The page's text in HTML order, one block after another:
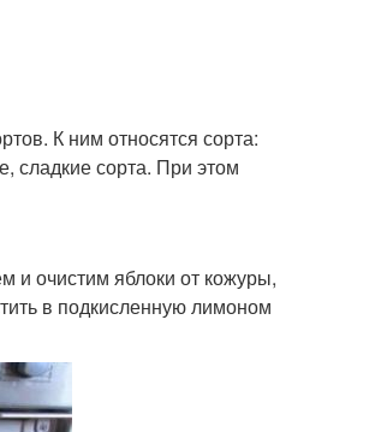
К ним относятся сорта:
сладкие сорта. При этом
очистим яблоки от кожуры,
в подкисленную лимоном